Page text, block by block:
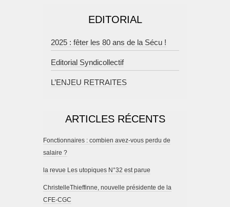
EDITORIAL
2025 : fêter les 80 ans de la Sécu !
Editorial Syndicollectif
L’ENJEU RETRAITES
ARTICLES RÉCENTS
Fonctionnaires : combien avez-vous perdu de
salaire ?
la revue Les utopiques N°32 est parue
ChristelleThieffinne, nouvelle présidente de la
CFE-CGC